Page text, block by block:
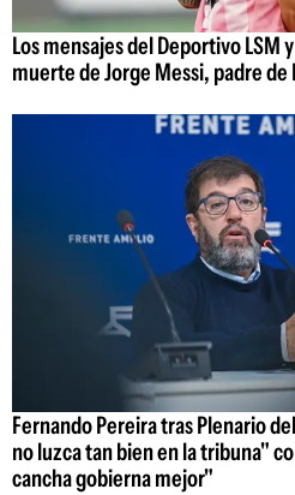
Los mensajes del Deportivo LSM
muerte de Jorge Messi, padre de
Fernando Pereira tras Plenario
no luzca tan bien en la tribuna"
cancha gobierna mejor"